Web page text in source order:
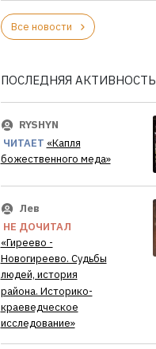
Все новости
ПОСЛЕДНЯЯ АКТИВНОСТЬ
RYSHYN
ЧИТАЕТ «Капля
божественного меда»
Лев
НЕ ДОЧИТАЛ
«Гиреево -
Новогиреево. Судьбы
людей, история
района. Историко-
краеведческое
исследование»